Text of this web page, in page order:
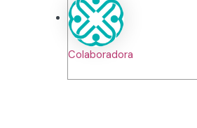
Colaboradora